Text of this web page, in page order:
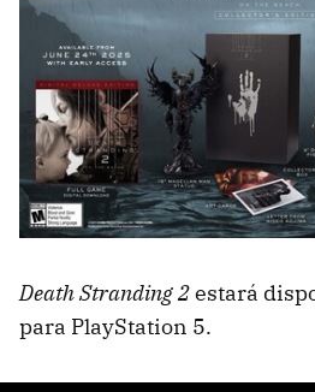
Death Stranding 2estará
para PlayStation 5.